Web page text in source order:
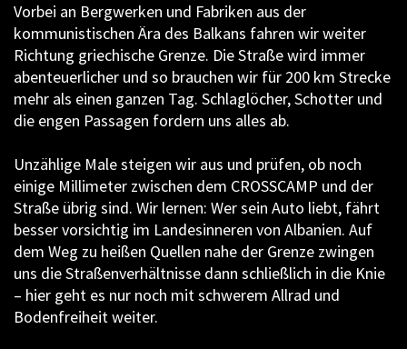
Vorbei an Bergwerken und Fabriken aus der
kommunistischen Ära des Balkans fahren wir weiter
Richtung griechische Grenze. Die Straße wird immer
abenteuerlicher und so brauchen wir für 200 km Strecke
mehr als einen ganzen Tag. Schlaglöcher, Schotter und
die engen Passagen fordern uns alles ab.
Unzählige Male steigen wir aus und prüfen, ob noch
einige Millimeter zwischen dem CROSSCAMP und der
Straße übrig sind. Wir lernen: Wer sein Auto liebt, fährt
besser vorsichtig im Landesinneren von Albanien. Auf
dem Weg zu heißen Quellen nahe der Grenze zwingen
uns die Straßenverhältnisse dann schließlich in die Knie
– hier geht es nur noch mit schwerem Allrad und
Bodenfreiheit weiter.